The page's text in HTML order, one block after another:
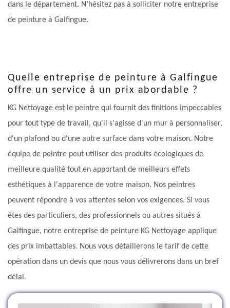
dans le département. N’hésitez pas à solliciter notre entreprise
de peinture à Galfingue.
Quelle entreprise de peinture à Galfingue
offre un service à un prix abordable ?
KG Nettoyage est le peintre qui fournit des finitions impeccables
pour tout type de travail, qu'il s'agisse d'un mur à personnaliser,
d'un plafond ou d'une autre surface dans votre maison. Notre
équipe de peintre peut utiliser des produits écologiques de
meilleure qualité tout en apportant de meilleurs effets
esthétiques à l'apparence de votre maison. Nos peintres
peuvent répondre à vos attentes selon vos exigences. Si vous
êtes des particuliers, des professionnels ou autres situés à
Galfingue, notre entreprise de peinture KG Nettoyage applique
des prix imbattables. Nous vous détaillerons le tarif de cette
opération dans un devis que nous vous délivrerons dans un bref
délai.